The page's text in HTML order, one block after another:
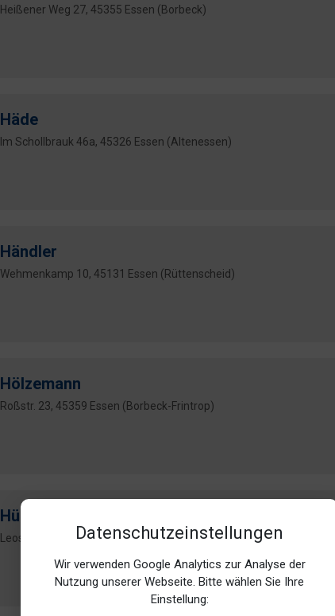
Datenschutzeinstellungen
Wir verwenden Google Analytics zur Analyse der
Nutzung unserer Webseite. Bitte wählen Sie Ihre
Einstellung:
Heißener Weg 27, 45355 Essen (Borbeck)
Häde
Im Schollbrauk 46a, 45326 Essen (Altenessen)
Händler
Wehmenkamp 10, 45131 Essen (Rüttenscheid)
Hölzemann
Roßstr. 23, 45359 Essen (Borbeck-Frintrop)
Hübbertz
Leostr. 27, 45359 Essen (Borbeck-Frintrop)